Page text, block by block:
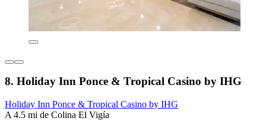
8. Holiday Inn Ponce & Tropical Casino by IHG
Holiday Inn Ponce & Tropical Casino by IHG
A 4.5 mi de Colina El Vigía